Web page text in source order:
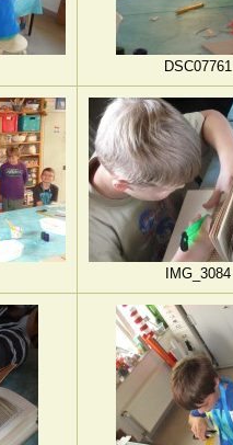
DSC07761
IMG_3084